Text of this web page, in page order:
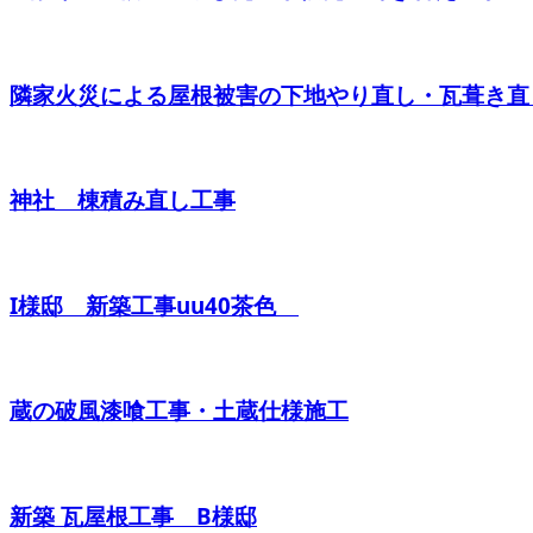
隣家火災による屋根被害の下地やり直し・瓦葺き
神社 棟積み直し工事
I様邸 新築工事uu40茶色
蔵の破風漆喰工事・土蔵仕様施工
新築 瓦屋根工事 B様邸